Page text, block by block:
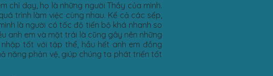
chỉ dạy, họ là những người Thầy của mình.
trình làm việc cùng nhau. Kể cả các sếp,
là người có tốc độ tiến bộ khá nhanh so
anh em và mặt trái là cũng gây nên những
tốt với tập thể, hầu hết anh em đồng
năng phản vệ, giúp chúng ta phát triển tốt